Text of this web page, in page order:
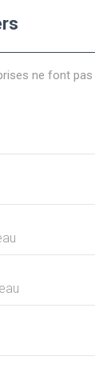
ne font pas